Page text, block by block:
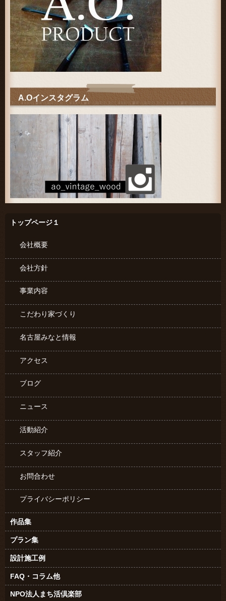
A.Oインスタグラム
トップページ１
会社概要
会社方針
事業内容
こだわり家づくり
名古屋みなと情報
アクセス
ブログ
ニュース
活動紹介
スタッフ紹介
お問合わせ
プライバシーポリシー
作品集
プラン集
設計施工例
FAQ・コラム他
NPO法人まち活倶楽部